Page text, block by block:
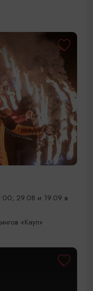
29.08 и 19.09 в
«Кауп»